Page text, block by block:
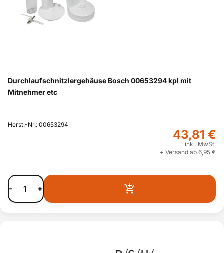
Durchlaufschnitzlergehäuse Bosch 00653294 kpl mit
Mitnehmer etc
Herst.-Nr.: 00653294
43,81 €
inkl. MwSt.
+ Versand ab 6,95 €
- +